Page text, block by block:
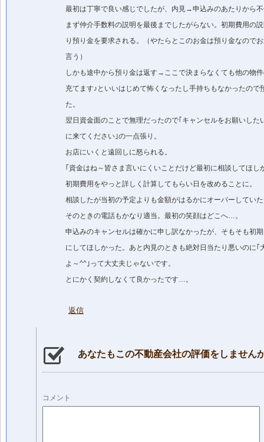
最初は丁寧で良い感じでしたが、内見→申込みのあたりから
まず仲介手数料の説明を最後までしたがらない。初期費用の
り預り金を要求される。（やたらとこのお金は預り金なので
言う）
しかも途中から預り金は返す→ここで決まらなくても他の物
充てます♪といいはじめて怖くなったし手持ちもなかったので
た。
翌日資金面のことで無理だったので｢キャンセルをお願いした
に来てください｣の一点張り。
お店にいくと遠回しに怒られる。
｢資金はね～皆さま言いにくいことだけど最初に相談してほし
初期費用をやっと詳しく計算してもらい日を改めることに。
相談したが当初の予定よりも金額がはるかにオーバーしてい
そのときの電話もかなり適当。最初の笑顔はどこへ…。
申込みのキャンセルは確かに申し訳なかったが、そもそも初
にしてほしかった。あと内見のときも絶対日当たり悪いのに｢
よ～^^｣って大丈夫じゃないです。
とにかく契約しなくて良かったです…。
返信
あなたもこの不動産会社の評価をしません
コメント